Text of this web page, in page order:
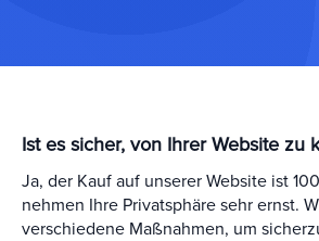
Ist es sicher, von Ihrer Website zu
Ja, der Kauf auf unserer Website ist
nehmen Ihre Privatsphäre sehr ernst.
verschiedene Maßnahmen, um